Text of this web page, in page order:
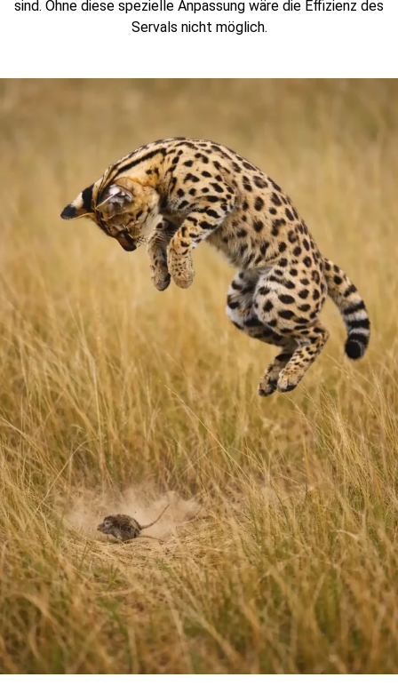
sind. Ohne diese spezielle Anpassung wäre die Effizienz des
Servals nicht möglich.